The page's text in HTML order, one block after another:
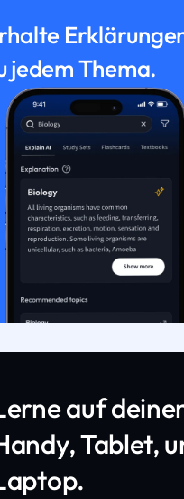
jedem Thema.
auf
Tablet,